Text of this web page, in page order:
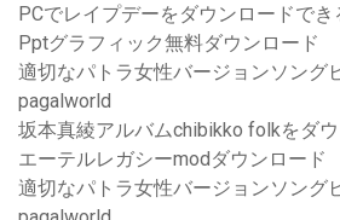
PCでレイプデーをダウンロードでき
Pptグラフィック無料ダウンロード
適切なパトラ女性バージョンソング
pagalworld
坂本真綾アルバムchibikko folkをダ
エーテルレガシーmodダウンロード
適切なパトラ女性バージョンソング